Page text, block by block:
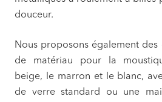
douceur.
Nous proposons également
de matériau pour la
beige, le marron et le blanc,
de verre standard ou une